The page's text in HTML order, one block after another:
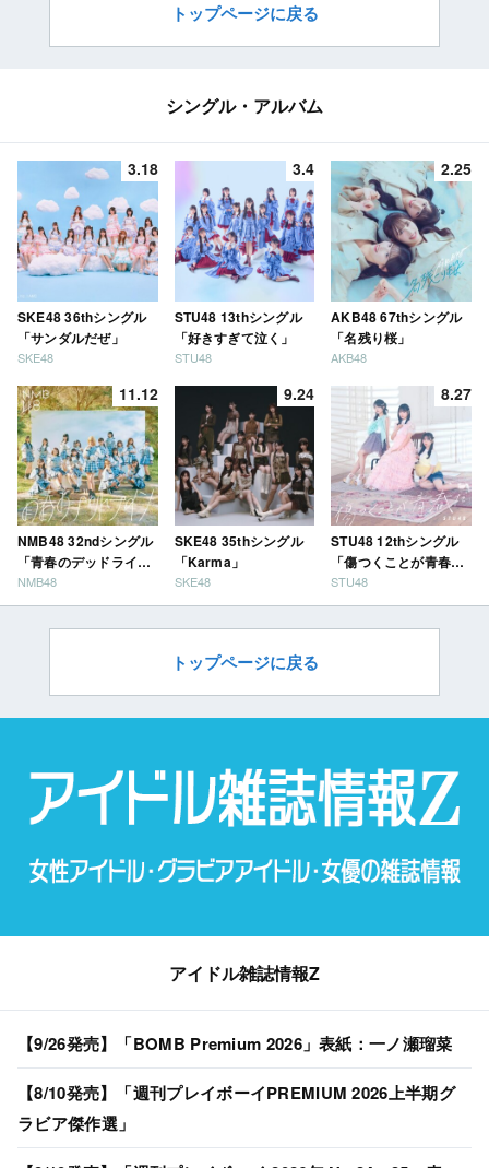
トップページに戻る
シングル・アルバム
3.18
SKE48 36thシングル
「サンダルだぜ」
SKE48
3.4
STU48 13thシングル
「好きすぎて泣く」
STU48
2.25
AKB48 67thシングル
「名残り桜」
AKB48
11.12
NMB48 32ndシングル
「青春のデッドライ
ン」
NMB48
9.24
SKE48 35thシングル
「Karma」
SKE48
8.27
STU48 12thシングル
「傷つくことが青春
だ」
STU48
トップページに戻る
アイドル雑誌情報Z
【9/26発売】「BOMB Premium 2026」表紙：一ノ瀬瑠菜
【8/10発売】「週刊プレイボーイPREMIUM 2026上半期グ
ラビア傑作選」